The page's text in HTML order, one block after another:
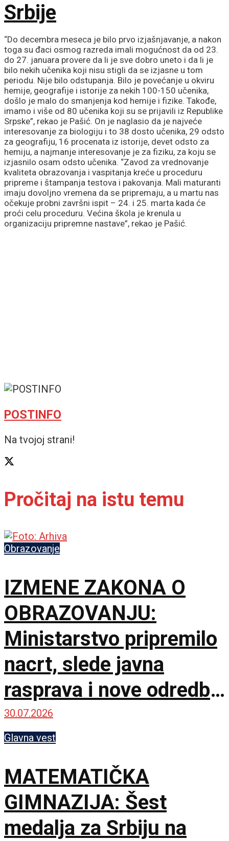
Srbije
“Do decembra meseca je bilo prvo izjašnjavanje, a nakon
toga su đaci osmog razreda imali mogućnost da od 23.
do 27. januara provere da li je sve dobro uneto i da li je
bilo nekih učenika koji nisu stigli da se izjasne u tom
periodu. Nije bilo odstupanja. Bilo je povećanje u okviru
hemije, geografije i istorije za nekih 100-150 učenika,
došlo je malo do smanjenja kod hemije i fizike. Takođe,
imamo i više od 80 učenika koji su se prijavili iz Republike
Srpske”, rekao je Pašić. On je naglasio da je najveće
interesovanje za biologiju i to 38 dosto učenika, 29 odsto
za geografiju, 16 procenata iz istorije, devet odsto za
hemiju, a najmanje interesovanje je za fiziku, za koju se
izjasnilo osam odsto učenika. “Zavod za vrednovanje
kvaliteta obrazovanja i vaspitanja kreće u proceduru
pripreme i štampanja testova i pakovanja. Mali maturanti
imaju dovoljno vremena da se pripremaju, a u martu nas
očekuje probni završni ispit – 24. i 25. marta kada će
proći celu proceduru. Većina škola je krenula u
organizaciju pripremne nastave”, rekao je Pašić.
POSTINFO
Na tvojoj strani!
Pročitaj na istu temu
Obrazovanje
IZMENE ZAKONA O
OBRAZOVANJU:
Ministarstvo pripremilo
nacrt, slede javna
rasprava i nove odredbe
za škole
30.07.2026
Glavna vest
MATEMATIČKA
GIMNAZIJA: Šest
medalja za Srbiju na